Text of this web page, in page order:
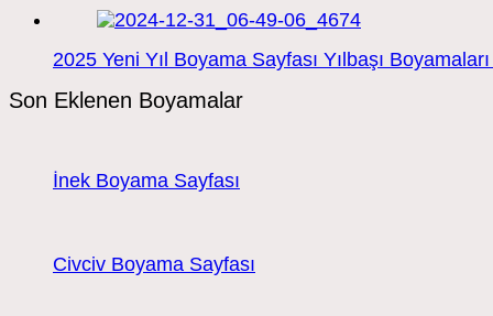
2025 Yeni Yıl Boyama Sayfası Yılbaşı
Son Eklenen Boyamalar
İnek Boyama Sayfası
Civciv Boyama Sayfası